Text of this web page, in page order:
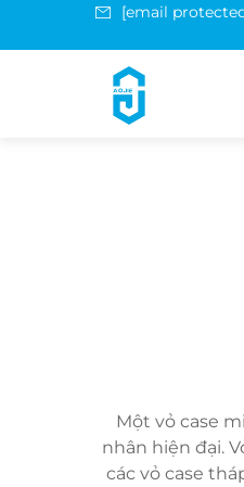
[email
Một vỏ case
nhân hiện đại.
các vỏ case